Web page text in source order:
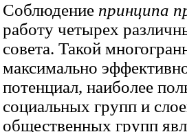
Соблюдение принципа
работу четырех
совета. Такой
максимально
потенциал, наиболее
социальных групп и
общественных групп